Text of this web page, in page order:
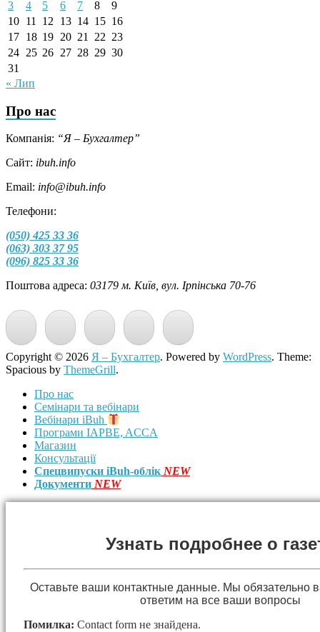
3 4 5 6 7 8
9
10 11 12 13 14 15 16
17 18 19 20 21 22 23
24 25 26 27 28 29 30
31
« Лип
Про нас
Компанія: “Я – Бухгалтер”
Сайт: ibuh.info
Email: info@ibuh.info
Телефони:
(050) 425 33 36
(063) 303 37 95
(096) 825 33 36
Поштова адреса: 03179 м. Київ, вул. Ірпінська 70-76
Copyright © 2026 Я – Бухгалтер. Powered by WordPress. Theme:
Spacious by ThemeGrill.
Про нас
Семінари та вебінари
Вебінари iBuh
Програми IAPBE, ACCA
Магазин
Консультації
Спецвипуски iBuh-облік NEW
Документи NEW
Узнать подробнее о
Оставьте ваши контактные данные. Мы обязательно
ответим на все ваши вопросы
Помилка: Contact form не знайдена.